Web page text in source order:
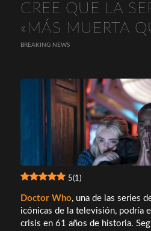
CREE QUE LA
«MÁS MUERTA
BREAKING NEWS
5(1)
Doctor Who, una de las series
icónicas de la televisión, podría
crisis en 61 años de historia.